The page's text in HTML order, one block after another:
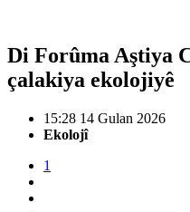
Di Forûma Aştiya
çalakiya ekolojiyê
15:28 14 Gulan 2026
Ekolojî
1